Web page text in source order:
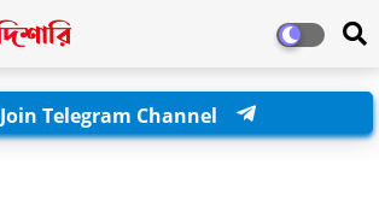
Join Telegram Channel